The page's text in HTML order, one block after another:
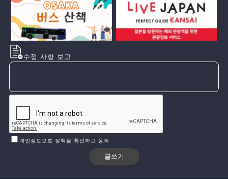
수정 사항 보고
개인정보보호 정책을 확인하고 동의